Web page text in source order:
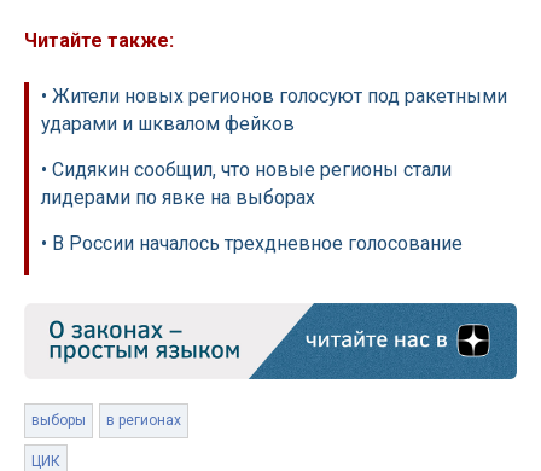
Читайте также:
• Жители новых регионов голосуют под ракетными
ударами и шквалом фейков
• Сидякин сообщил, что новые регионы стали
лидерами по явке на выборах
• В России началось трехдневное голосование
выборы в регионах
ЦИК